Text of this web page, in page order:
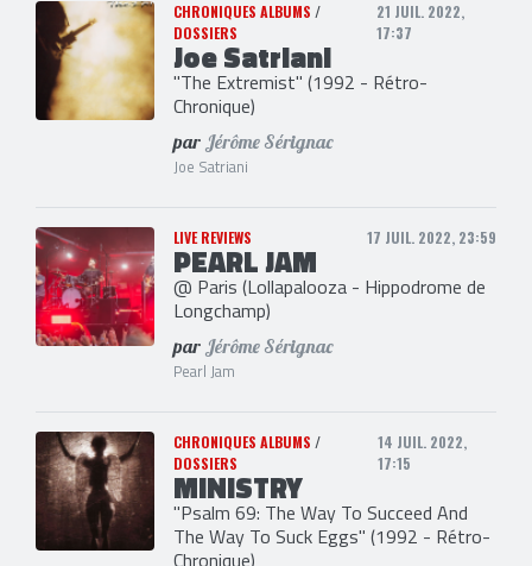
CHRONIQUES ALBUMS /
DOSSIERS
21 JUIL. 2022,
17:37
Joe Satriani
"The Extremist" (1992 - Rétro-
Chronique)
par Jérôme Sérignac
Joe Satriani
LIVE REVIEWS 17 JUIL. 2022, 23:59
PEARL JAM
@ Paris (Lollapalooza - Hippodrome de
Longchamp)
par Jérôme Sérignac
Pearl Jam
CHRONIQUES ALBUMS /
DOSSIERS
14 JUIL. 2022,
17:15
MINISTRY
"Psalm 69: The Way To Succeed And
The Way To Suck Eggs" (1992 - Rétro-